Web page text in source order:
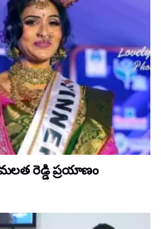
రెడ్డి ప్రయాణం